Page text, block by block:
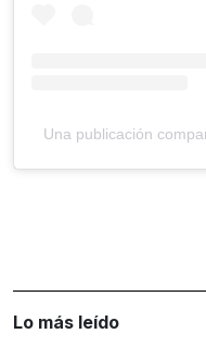
Una publicación
Lo más leído